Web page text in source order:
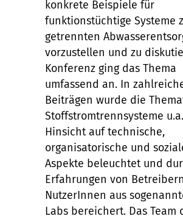
konkrete Beispiele für
funktionstüchtige Systeme
getrennten
vorzustellen und zu
Konferenz ging das Thema
umfassend an. In
Beiträgen wurde die
Stoffstromtrennsysteme
Hinsicht auf technische,
organisatorische und
Aspekte beleuchtet und
Erfahrungen von
NutzerInnen aus
Labs bereichert. Das Team